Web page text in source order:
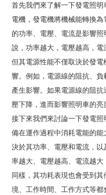
首先我們來了解一下發電照
電機，發電機將機械能轉換
的功率、電壓、電流是影響
說，功率越大，電壓越高，電
但其電源性能不僅取決於發
響。例如，電源線的阻抗、
產生影響。如果電源線的阻
壓下降，進而影響照明車的亮
接下來我們來討論一下發電
備在運作過程中消耗電能的
決於其功率、電壓和電流，
率越大、電壓越高、電流越大
同樣，其功耗表現也會受到
境、工作時間、工作方式等